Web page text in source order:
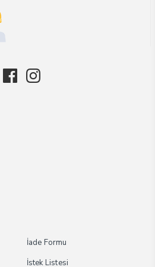
İade Formu
İstek Listesi